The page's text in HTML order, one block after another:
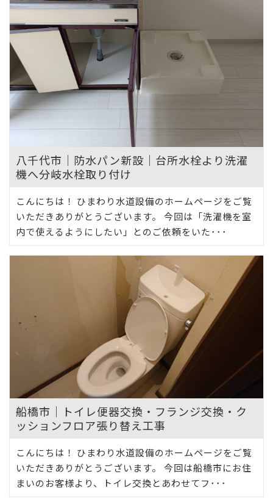
八千代市｜防水パン新設｜台所水栓より洗濯
機へ分岐水栓取り付け
こんにちは！ ひまわり水道設備のホームページをご覧
いただきありがとうございます。 今回は「洗濯機を室
内で使えるようにしたい」とのご依頼をいた･･･
船橋市｜トイレ便器交換・フランジ交換・ク
ッションフロア張り替え工事
こんにちは！ ひまわり水道設備のホームページをご覧
いただきありがとうございます。 今回は船橋市にお住
まいのお客様より、トイレ交換とあわせてフ･･･